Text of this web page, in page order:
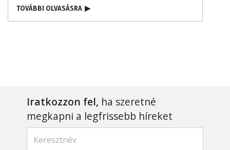
TOVÁBBI OLVASÁSRA ▶
Iratkozzon fel, ha szeretné
megkapni a legfrissebb híreket